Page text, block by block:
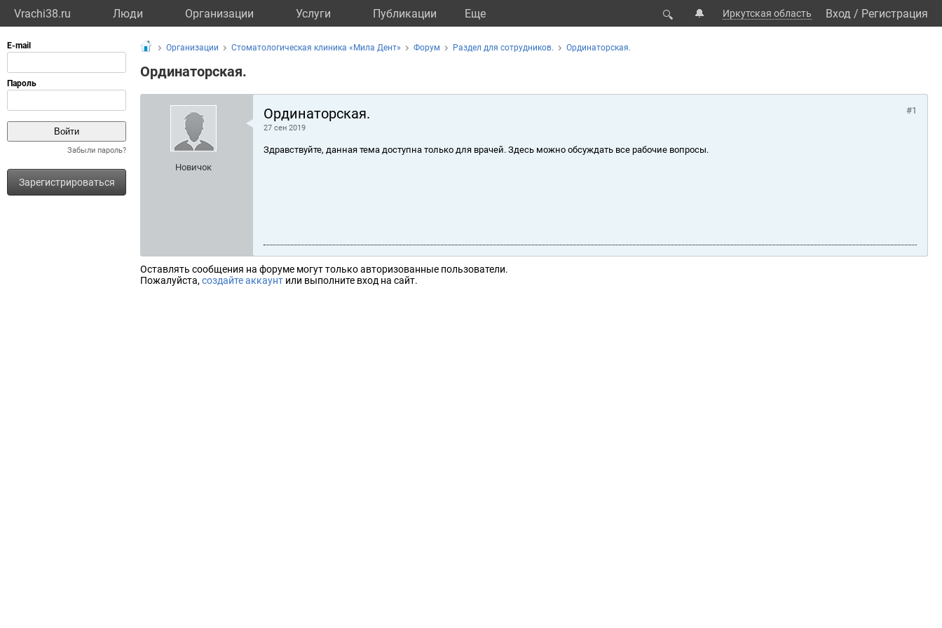
Vrachi38.ru Люди Организации Услуги Публикации Eще 🔍 🔔 Иркутская область Вход / Регистрация
Забыли пароль?
Зарегистрироваться
Организации Стоматологическая клиника «Мила Дент» Форум Раздел для сотрудников. Ординаторская.
Ординаторская.
Новичок
Ординаторская.
27 сен 2019
#1
Здравствуйте, данная тема доступна только для врачей. Здесь можно обсуждать все рабочие вопросы.
Оставлять сообщения на форуме могут только авторизованные пользователи.
Пожалуйста, создайте аккаунт или выполните вход на сайт.